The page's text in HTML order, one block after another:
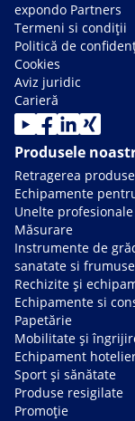
expondo Partners
Termeni si condiții
Politică de
Cookies
Aviz juridic
Carieră
Produsele
Retragerea
Echipamente
Unelte profesionale
Măsurare
Instrumente de
sanatate si
Rechizite și
Echipamente si
Papetărie
Mobilitate și
Echipament
Sport și sănătate
Produse resigilate
Promoție